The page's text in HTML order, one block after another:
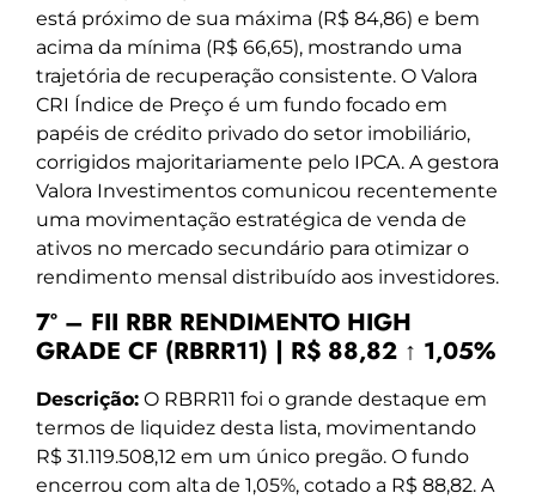
está próximo de sua máxima (R$ 84,86) e bem
acima da mínima (R$ 66,65), mostrando uma
trajetória de recuperação consistente. O Valora
CRI Índice de Preço é um fundo focado em
papéis de crédito privado do setor imobiliário,
corrigidos majoritariamente pelo IPCA. A gestora
Valora Investimentos comunicou recentemente
uma movimentação estratégica de venda de
ativos no mercado secundário para otimizar o
rendimento mensal distribuído aos investidores.
7º – FII RBR RENDIMENTO HIGH
GRADE CF (RBRR11) | R$ 88,82 ↑ 1,05%
Descrição: O RBRR11 foi o grande destaque em
termos de liquidez desta lista, movimentando
R$ 31.119.508,12 em um único pregão. O fundo
encerrou com alta de 1,05%, cotado a R$ 88,82. A